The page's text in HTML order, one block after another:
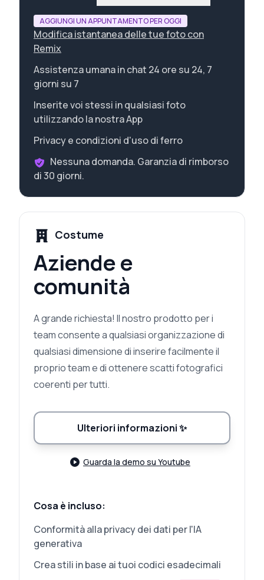
AGGIUNGI UN APPUNTAMENTO PER OGGI
Modifica istantanea delle tue foto con
Remix
Assistenza umana in chat 24 ore su 24, 7
giorni su 7
Inserite voi stessi in qualsiasi foto
utilizzando la nostra App
Privacy e condizioni d'uso di ferro
Nessuna domanda. Garanzia di rimborso
di 30 giorni.
Costume
Aziende e
comunità
A grande richiesta! Il nostro prodotto per i
team consente a qualsiasi organizzazione di
qualsiasi dimensione di inserire facilmente il
proprio team e di ottenere scatti fotografici
coerenti per tutti.
Ulteriori informazioni✨
Guarda la demo su Youtube
Cosa è incluso:
Conformità alla privacy dei dati per l'IA
generativa
Crea stili in base ai tuoi codici esadecimali